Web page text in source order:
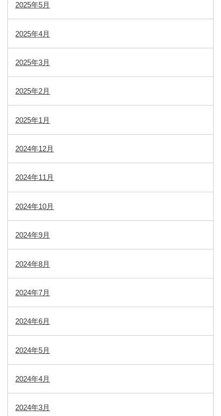
2025年5月
2025年4月
2025年3月
2025年2月
2025年1月
2024年12月
2024年11月
2024年10月
2024年9月
2024年8月
2024年7月
2024年6月
2024年5月
2024年4月
2024年3月